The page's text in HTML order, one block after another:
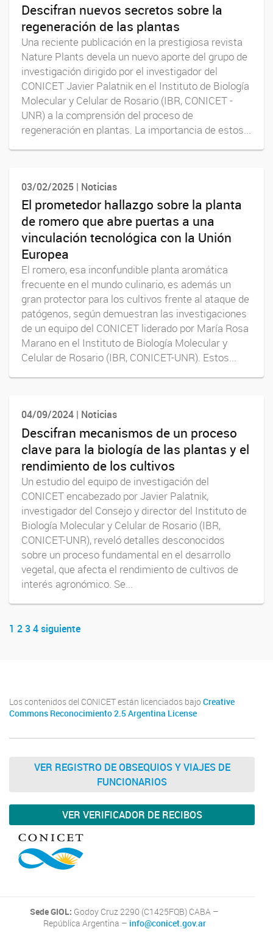
Descifran nuevos secretos sobre la
regeneración de las plantas
Una reciente publicación en la prestigiosa revista
Nature Plants devela un nuevo aporte del grupo de
investigación dirigido por el investigador del
CONICET Javier Palatnik en el Instituto de Biología
Molecular y Celular de Rosario (IBR, CONICET -
UNR) a la comprensión del proceso de
regeneración en plantas. La importancia de estos...
03/02/2025 | Noticias
El prometedor hallazgo sobre la planta
de romero que abre puertas a una
vinculación tecnológica con la Unión
Europea
El romero, esa inconfundible planta aromática
frecuente en el mundo culinario, es además un
gran protector para los cultivos frente al ataque de
patógenos, según demuestran las investigaciones
de un equipo del CONICET liderado por María Rosa
Marano en el Instituto de Biología Molecular y
Celular de Rosario (IBR, CONICET-UNR). Estos...
04/09/2024 | Noticias
Descifran mecanismos de un proceso
clave para la biología de las plantas y el
rendimiento de los cultivos
Un estudio del equipo de investigación del
CONICET encabezado por Javier Palatnik,
investigador del Consejo y director del Instituto de
Biología Molecular y Celular de Rosario (IBR,
CONICET-UNR), reveló detalles desconocidos
sobre un proceso fundamental en el desarrollo
vegetal, que afecta el rendimiento de cultivos de
interés agronómico. Se...
Navegador de artículos
1 234siguiente
Los contenidos del CONICET están licenciados bajo Creative
Commons Reconocimiento 2.5 Argentina License
VER REGISTRO DE OBSEQUIOS Y VIAJES DE
FUNCIONARIOS
VER VERIFICADOR DE RECIBOS
Sede GIOL: Godoy Cruz 2290 (C1425FQB) CABA –
República Argentina – info@conicet.gov.ar